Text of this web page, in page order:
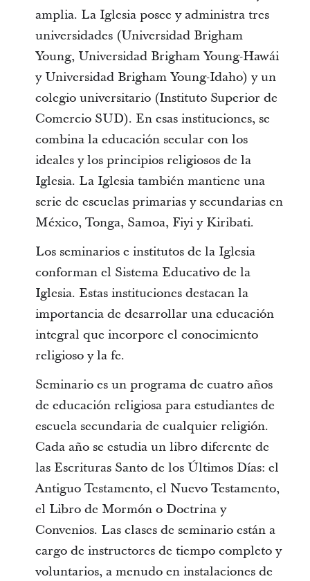
amplia. La Iglesia posee y administra tres
universidades (Universidad Brigham
Young, Universidad Brigham Young-Hawái
y Universidad Brigham Young-Idaho) y un
colegio universitario (Instituto Superior de
Comercio SUD). En esas instituciones, se
combina la educación secular con los
ideales y los principios religiosos de la
Iglesia. La Iglesia también mantiene una
serie de escuelas primarias y secundarias en
México, Tonga, Samoa, Fiyi y Kiribati.
Los seminarios e institutos de la Iglesia
conforman el Sistema Educativo de la
Iglesia. Estas instituciones destacan la
importancia de desarrollar una educación
integral que incorpore el conocimiento
religioso y la fe.
Seminario es un programa de cuatro años
de educación religiosa para estudiantes de
escuela secundaria de cualquier religión.
Cada año se estudia un libro diferente de
las Escrituras Santo de los Últimos Días: el
Antiguo Testamento, el Nuevo Testamento,
el Libro de Mormón o Doctrina y
Convenios. Las clases de seminario están a
cargo de instructores de tiempo completo y
voluntarios, a menudo en instalaciones de